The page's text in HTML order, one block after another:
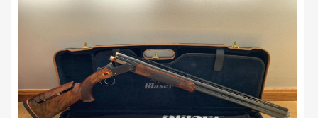
AIRE COMPRIMIDO
ACCESORIOS